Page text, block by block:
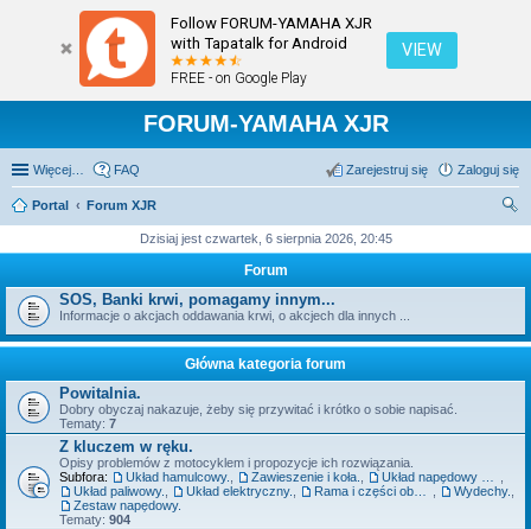
Follow FORUM-YAMAHA XJR
with Tapatalk for Android
FREE - on Google Play
VIEW
FORUM-YAMAHA XJR
Więcej… FAQ Zaloguj się
Zarejestruj się
Portal
Forum XJR
Dzisiaj jest czwartek, 6 sierpnia 2026, 20:45
Forum
SOS, Banki krwi, pomagamy innym...
Informacje o akcjach oddawania krwi, o akcjech dla innych ...
Główna kategoria forum
Powitalnia.
Dobry obyczaj nakazuje, żeby się przywitać i krótko o sobie napisać.
Tematy: 7
Z kluczem w ręku.
Opisy problemów z motocyklem i propozycje ich rozwiązania.
Subfora:
Układ hamulcowy. Zawieszenie i koła.
Układ paliwowy.
Układ elektryczny. Wydechy.
Zestaw napędowy.
Tematy: 904